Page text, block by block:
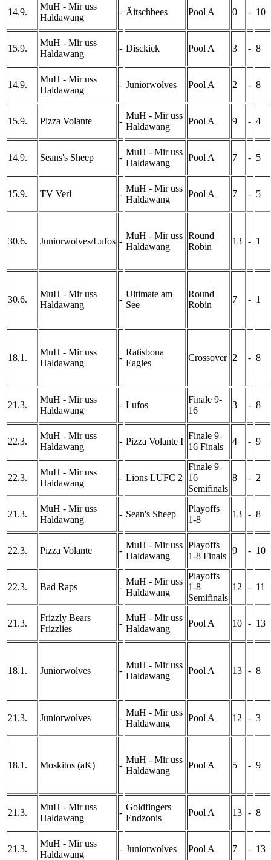
14.9.
MuH - Mir uss
Haldawang
- Äitschbees Pool A 0 - 10
15.9.
MuH - Mir uss
Haldawang
- Disckick Pool A 3 - 8
14.9.
MuH - Mir uss
Haldawang
- Juniorwolves Pool A 2 - 8
15.9. Pizza Volante -
MuH - Mir uss
Haldawang
Pool A 9 - 4
14.9. Seans's Sheep -
MuH - Mir uss
Haldawang
Pool A 7 - 5
15.9. TV Verl -
MuH - Mir uss
Haldawang
Pool A 7 - 5
30.6. Juniorwolves/Lufos -
MuH - Mir uss
Haldawang
Round
Robin
13 - 1
30.6.
MuH - Mir uss
Haldawang
-
Ultimate am
See
Round
Robin
7 - 1
18.1.
MuH - Mir uss
Haldawang
-
Ratisbona
Eagles
Crossover 2 - 8
21.3.
MuH - Mir uss
Haldawang
- Lufos
Finale 9-
16
3 - 8
22.3.
MuH - Mir uss
Haldawang
- Pizza Volante I
Finale 9-
16 Finals
4 - 9
22.3.
MuH - Mir uss
Haldawang
- Lions LUFC 2
Finale 9-
16
Semifinals
8 - 2
21.3.
MuH - Mir uss
Haldawang
- Sean's Sheep
Playoffs
1-8
13 - 8
22.3. Pizza Volante -
MuH - Mir uss
Haldawang
Playoffs
1-8 Finals
9 - 10
22.3. Bad Raps -
MuH - Mir uss
Haldawang
Playoffs
1-8
Semifinals
12 - 11
21.3.
Frizzly Bears
Frizzlies
-
MuH - Mir uss
Haldawang
Pool A 10 - 13
18.1. Juniorwolves -
MuH - Mir uss
Haldawang
Pool A 13 - 8
21.3. Juniorwolves -
MuH - Mir uss
Haldawang
Pool A 12 - 3
18.1. Moskitos (aK) -
MuH - Mir uss
Haldawang
Pool A 5 - 9
21.3.
MuH - Mir uss
Haldawang
-
Goldfingers
Endzonis
Pool A 13 - 8
21.3.
MuH - Mir uss
Haldawang
- Juniorwolves Pool A 7 - 13